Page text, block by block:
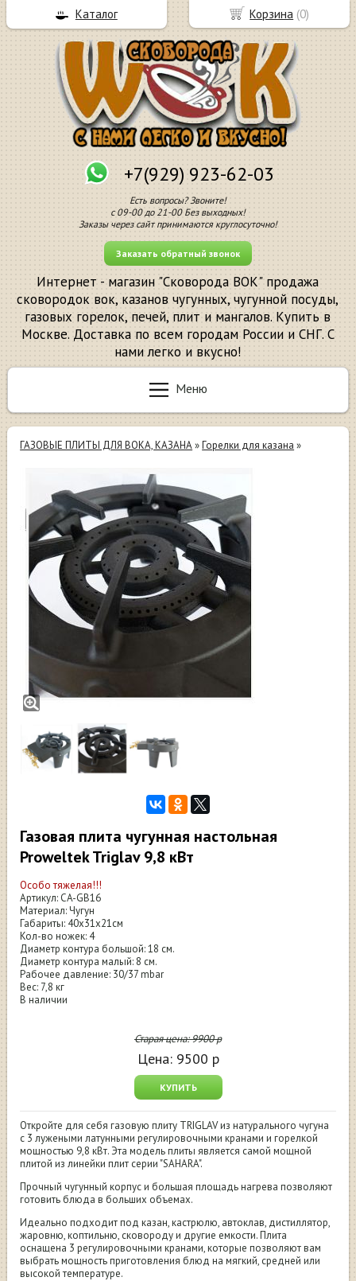
+7(929) 923-62-03
Есть вопросы? Звоните!
с 09-00 до 21-00 Без выходных!
Заказы через сайт принимаются круглосуточно!
Заказать обратный звонок
Интернет - магазин "Сковорода ВОК" продажа
сковородок вок, казанов чугунных, чугунной посуды,
газовых горелок, печей, плит и мангалов. Купить в
Москве. Доставка по всем городам России и СНГ. С
нами легко и вкусно!
Меню
ГАЗОВЫЕ ПЛИТЫ ДЛЯ ВОКА, КАЗАНА»Горелки для казана »
Газовая плита чугунная настольная
Proweltek Triglav 9,8 кВт
Особо тяжелая!!!
Артикул: CA-GB16
Материал: Чугун
Габариты: 40x31x21см
Кол-во ножек: 4
Диаметр контура большой: 18 см.
Диаметр контура малый: 8 см.
Рабочее давление: 30/37 mbar
Вес: 7,8 кг
В наличии
Старая цена:9900р
Цена: 9500 р
КУПИТЬ
Откройте для себя газовую плиту TRIGLAV из натурального чугуна
с 3 лужеными латунными регулировочными кранами и горелкой
мощностью 9,8 кВт. Эта модель плиты является самой мощной
плитой из линейки плит серии "SAHARA".
Прочный чугунный корпус и большая площадь нагрева позволяют
готовить блюда в больших объемах.
Идеально подходит под казан, кастрюлю, автоклав, дистиллятор,
жаровню, коптильню, сковороду и другие емкости. Плита
оснащена 3 регулировочными кранами, которые позволяют вам
выбрать мощность приготовления блюд на мягкий, средней или
высокой температуре.
Корзина (0)
Каталог